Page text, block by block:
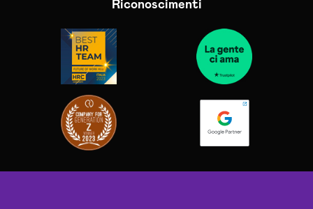
Riconoscimenti